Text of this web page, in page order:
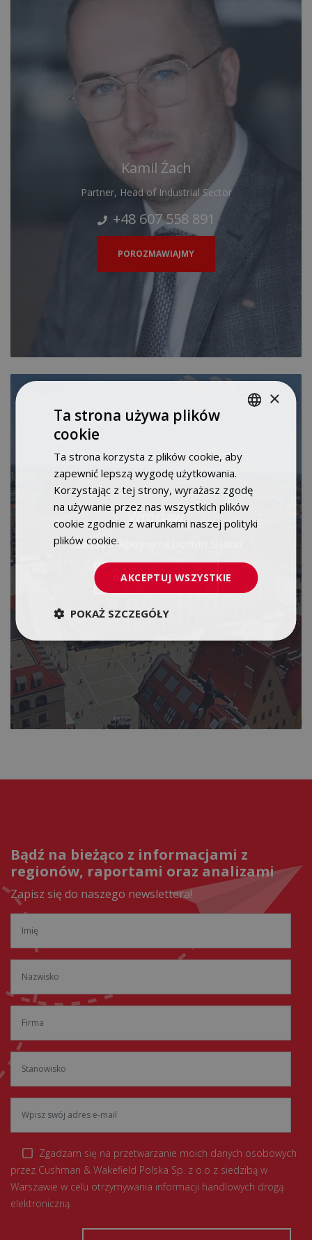
Kamil Żach
Partner, Head of Industrial Sector
+48 607 558 891
POROZMAWIAJMY
Wrocław
Szukasz magazynu na Dolnym Śląsku?
DOWIEDZ SIĘ WIĘCEJ
Bądź na bieżąco z informacjami z
regionów, raportami oraz analizami
Zapisz się do naszego newslettera!
Zgadzam się na przetwarzanie moich danych osobowych
przez Cushman & Wakefield Polska Sp. z o.o z siedzibą w
Warszawie w celu otrzymywania informacji handlowych drogą
elektroniczną.
ENGLISH
×
Ta strona używa plików
cookie
Ta strona korzysta z plików cookie, aby
zapewnić lepszą wygodę użytkowania.
Korzystając z tej strony, wyrażasz zgodę
na używanie przez nas wszystkich plików
cookie zgodnie z warunkami naszej polityki
plików cookie.
AKCEPTUJ WSZYSTKIE
POKAŻ SZCZEGÓŁY